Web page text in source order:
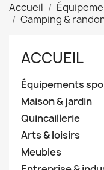
Accueil
Camping &
ACCUEIL
Équipements
Maison & jardin
Quincaillerie
Arts & loisirs
Meubles